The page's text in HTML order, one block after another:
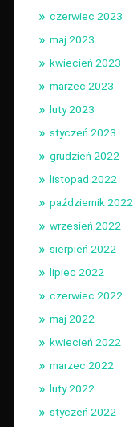
czerwiec 2023
maj 2023
kwiecień 2023
marzec 2023
luty 2023
styczeń 2023
grudzień 2022
listopad 2022
październik 2022
wrzesień 2022
sierpień 2022
lipiec 2022
czerwiec 2022
maj 2022
kwiecień 2022
marzec 2022
luty 2022
styczeń 2022